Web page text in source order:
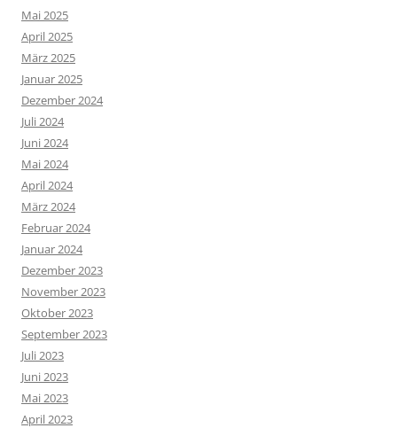
Mai 2025
April 2025
März 2025
Januar 2025
Dezember 2024
Juli 2024
Juni 2024
Mai 2024
April 2024
März 2024
Februar 2024
Januar 2024
Dezember 2023
November 2023
Oktober 2023
September 2023
Juli 2023
Juni 2023
Mai 2023
April 2023